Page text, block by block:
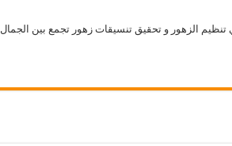
تنظيم الزهور و تحقيق تنسيقات زهور تجمع بين الجمال